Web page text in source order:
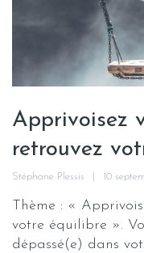
Apprivoisez
retrouvez
Stéphane Plessis 10
Thème : «
votre équilibre ».
dépassé(e) dans